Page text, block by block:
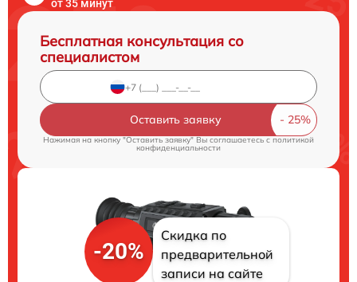
от 35 минут
Бесплатная консультация со
специалистом
Оставить заявку
Нажимая на кнопку "Оставить заявку" Вы соглашаетесь c политикой
конфиденциальности
-20%
Скидка по
предварительной
записи на сайте